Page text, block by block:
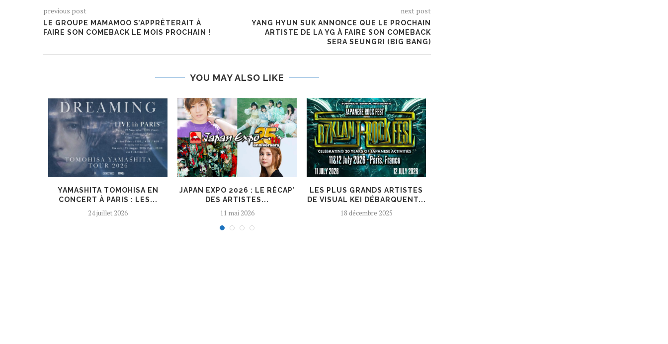
previous post
LE GROUPE MAMAMOO S’APPRÊTERAIT À
FAIRE SON COMEBACK LE MOIS PROCHAIN !
next post
YANG HYUN SUK ANNONCE QUE LE PROCHAIN
ARTISTE DE LA YG À FAIRE SON COMEBACK
SERA SEUNGRI (BIG BANG)
YOU MAY ALSO LIKE
YAMASHITA TOMOHISA EN
CONCERT À PARIS : LES...
24 juillet 2026
JAPAN EXPO 2026 : LE RÉCAP’
DES ARTISTES...
11 mai 2026
LES PLUS GRANDS ARTISTES
DE VISUAL KEI DÉBARQUENT...
18 décembre 2025